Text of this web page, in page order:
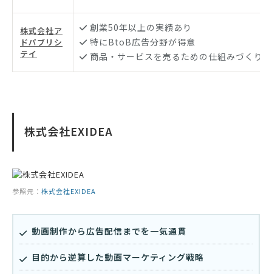
株式会社ア
ドパブリシ
テイ
創業50年以上の実績あり
特にBtoB広告分野が得意
商品・サービスを売るための仕組みづくり
株式会社EXIDEA
参照元： 株式会社EXIDEA
動画制作から広告配信までを一気通貫
目的から逆算した動画マーケティング戦略